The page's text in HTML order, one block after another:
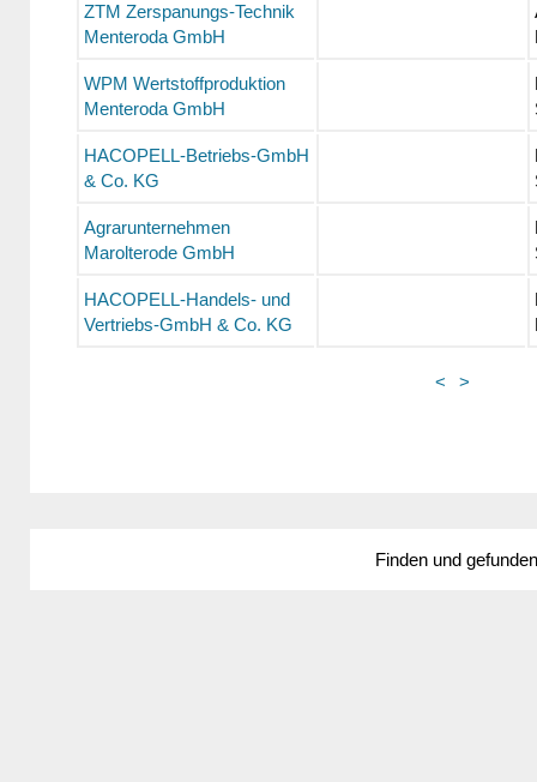
ZTM Zerspanungs-Technik
Menteroda GmbH
WPM Wertstoffproduktion
Menteroda GmbH
HACOPELL-Betriebs-GmbH
& Co. KG
Agrarunternehmen
Marolterode GmbH
HACOPELL-Handels- und
Vertriebs-GmbH & Co. KG
< >
Finden und